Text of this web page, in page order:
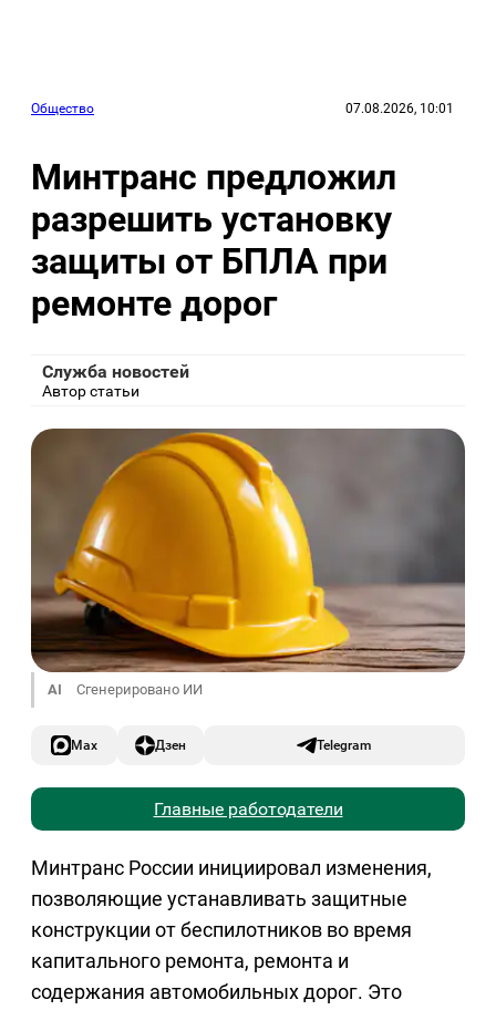
Общество 07.08.2026, 10:01
Минтранс предложил
разрешить установку
защиты от БПЛА при
ремонте дорог
Служба новостей
Автор статьи
AI Сгенерировано ИИ
Max Дзен Telegram
Главные работодатели
Минтранс России инициировал изменения,
позволяющие устанавливать защитные
конструкции от беспилотников во время
капитального ремонта, ремонта и
содержания автомобильных дорог. Это